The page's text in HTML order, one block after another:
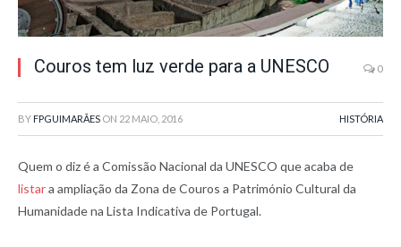
Couros tem luz verde para a UNESCO 0
BY FPGUIMARÃES ON 22 MAIO, 2016 HISTÓRIA
Quem o diz é a Comissão Nacional da UNESCO que acaba de
listara ampliação da Zona de Couros a Património Cultural da
Humanidade na Lista Indicativa de Portugal.